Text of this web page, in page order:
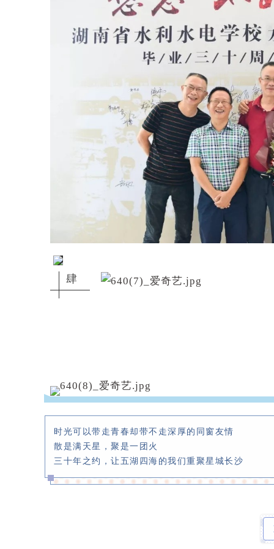
肆
时光可以带走青春却带不走深厚的同窗友情
散是满天星，聚是一团火
三十年之约，让五湖四海的我们重聚星城长沙